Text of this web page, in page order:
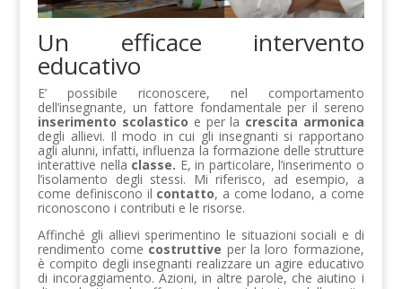
Un efficace intervento
educativo
E’ possibile riconoscere, nel comportamento
dell’insegnante, un fattore fondamentale per il sereno
inserimento scolastico e per la crescita armonica
degli allievi. Il modo in cui gli insegnanti si rapportano
agli alunni, infatti, influenza la formazione delle strutture
interattive nella classe. E, in particolare, l’inserimento o
l’isolamento degli stessi. Mi riferisco, ad esempio, a
come definiscono il contatto, a come lodano, a come
riconoscono i contributi e le risorse.
Affinché gli allievi sperimentino le situazioni sociali e di
rendimento come costruttive per la loro formazione,
è compito degli insegnanti realizzare un agire educativo
di incoraggiamento. Azioni, in altre parole, che aiutino i